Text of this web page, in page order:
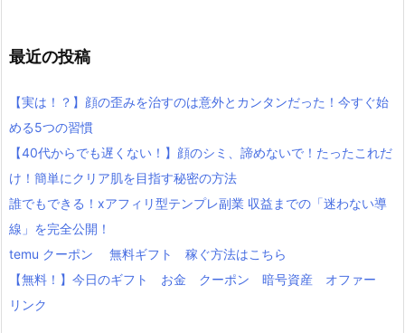
最近の投稿
【実は！？】顔の歪みを治すのは意外とカンタンだった！今すぐ始
める5つの習慣
【40代からでも遅くない！】顔のシミ、諦めないで！たったこれだ
け！簡単にクリア肌を目指す秘密の方法
誰でもできる！xアフィリ型テンプレ副業 収益までの「迷わない導
線」を完全公開！
temu クーポン 無料ギフト 稼ぐ方法はこちら
【無料！】今日のギフト お金 クーポン 暗号資産 オファー
リンク